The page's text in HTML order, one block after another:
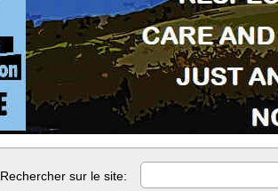
Rechercher sur le site: